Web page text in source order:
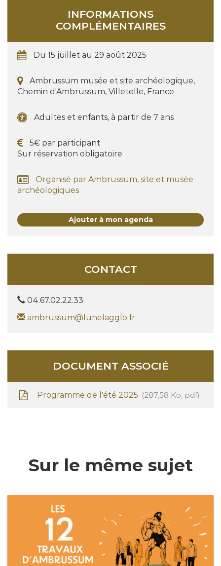
INFORMATIONS
COMPLÉMENTAIRES
Du 15 juillet au 29 août 2025
Ambrussum musée et site archéologique,
Chemin d'Ambrussum, Villetelle, France
Adultes et enfants, à partir de 7 ans
5€ par participant
Sur réservation obligatoire
Organisé par Ambrussum, site et musée
archéologiques
Ajouter à mon agenda
CONTACT
04.67.02.22.33
ambrussum@lunelagglo.fr
DOCUMENT ASSOCIÉ
Programme de l'été 2025 287,58 Ko, pdf
Sur le même sujet